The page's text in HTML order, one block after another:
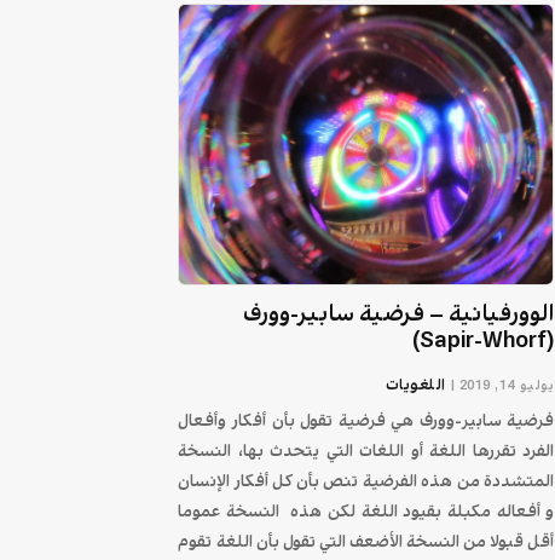
الوورفيانية – فرضية سابير-وورف
(Sapir-Whorf)
يوليو 14, 2019 | اللغويات
فرضية سابير-وورف هي فرضية تقول بأن أفكار وأفعال
الفرد تقررها اللغة أو اللغات التي يتحدث بها، النسخة
المتشددة من هذه الفرضية تنص بأن كل أفكار الإنسان
و أفعاله مكبلة بقيود اللغة لكن هذه النسخة عموما
أقل قبولا من النسخة الأضعف التي تقول بأن اللغة تقوم